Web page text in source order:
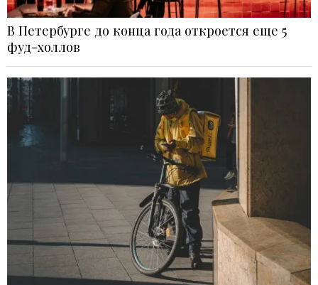
В Петербурге до конца года откроется еще 5
фуд-холлов